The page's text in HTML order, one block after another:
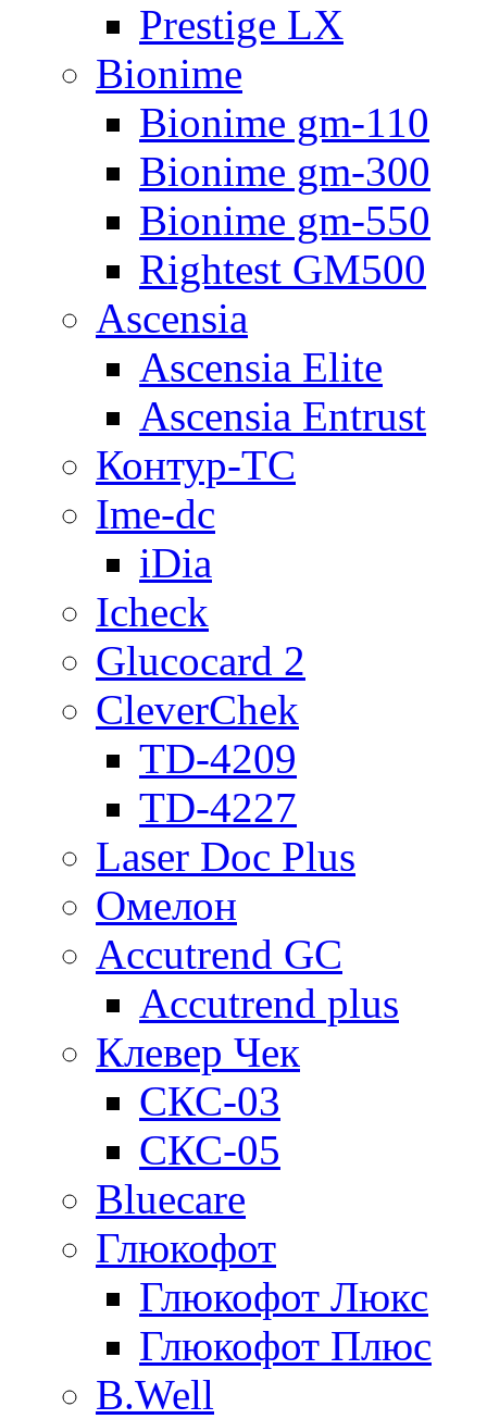
Prestige LX
Bionime
Bionime gm-110
Bionime gm-300
Bionime gm-550
Rightest GM500
Ascensia
Ascensia Elite
Ascensia Entrust
Контур-ТС
Ime-dc
iDia
Icheck
Glucocard 2
CleverChek
TD-4209
TD-4227
Laser Doc Plus
Омелон
Accutrend GC
Accutrend plus
Клевер Чек
СКС-03
СКС-05
Bluecare
Глюкофот
Глюкофот Люкс
Глюкофот Плюс
B.Well